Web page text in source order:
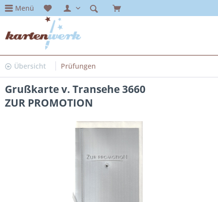
Menü
Übersicht Prüfungen
Grußkarte v. Transehe 3660
ZUR PROMOTION